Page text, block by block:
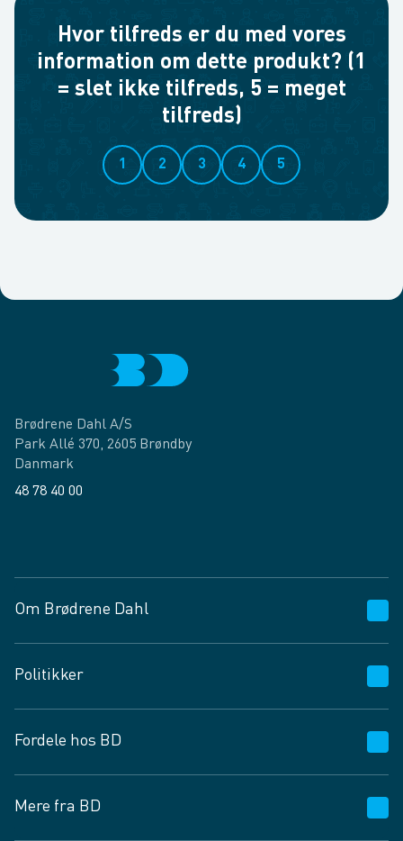
Hvor tilfreds er du med vores
information om dette produkt? (1
= slet ikke tilfreds, 5 = meget
tilfreds)
1 2 3 4 5
Brødrene Dahl A/S
Park Allé 370, 2605 Brøndby
Danmark
48 78 40 00
Om Brødrene Dahl
Vagttelefon 30 10 89 89
Spørgsmål og svar
Job og karriere
Fødevarekontrolrapport
Politikker
Privatlivspolitik
Cookies
Vilkår og betingelser
Fordele hos BD
BD app
Mere fra BD